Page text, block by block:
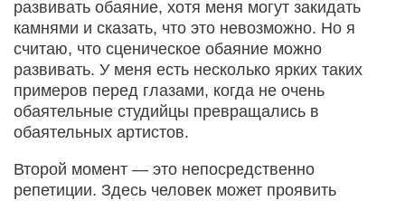
развивать обаяние, хотя меня могут закидать
камнями и сказать, что это невозможно. Но я
считаю, что сценическое обаяние можно
развивать. У меня есть несколько ярких таких
примеров перед глазами, когда не очень
обаятельные студийцы превращались в
обаятельных артистов.
Второй момент — это непосредственно
репетиции. Здесь человек может проявить